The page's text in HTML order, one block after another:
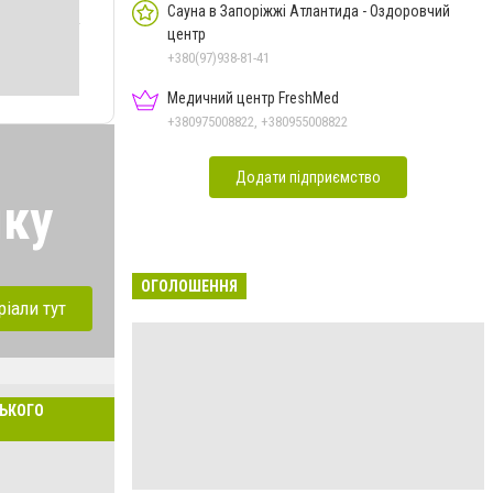
тут
Сауна в Запоріжжі Атлантида - Оздоровчий
центр
+380(97)938-81-41
Медичний центр FreshMed
+380975008822, +380955008822
Додати підприємство
ОГОЛОШЕННЯ